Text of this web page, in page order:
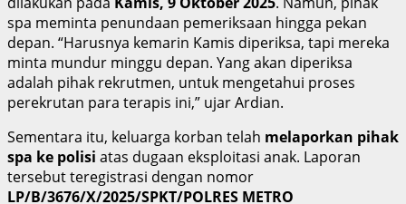
spa meminta penundaan pemeriksaan hingga pekan
depan. “Harusnya kemarin Kamis diperiksa, tapi mereka
minta mundur minggu depan. Yang akan diperiksa
adalah pihak rekrutmen, untuk mengetahui proses
perekrutan para terapis ini,” ujar Ardian.
Sementara itu, keluarga korban telah melaporkan pihak
spa ke polisi atas dugaan eksploitasi anak. Laporan
tersebut teregistrasi dengan nomor
LP/B/3676/X/2025/SPKT/POLRES METRO